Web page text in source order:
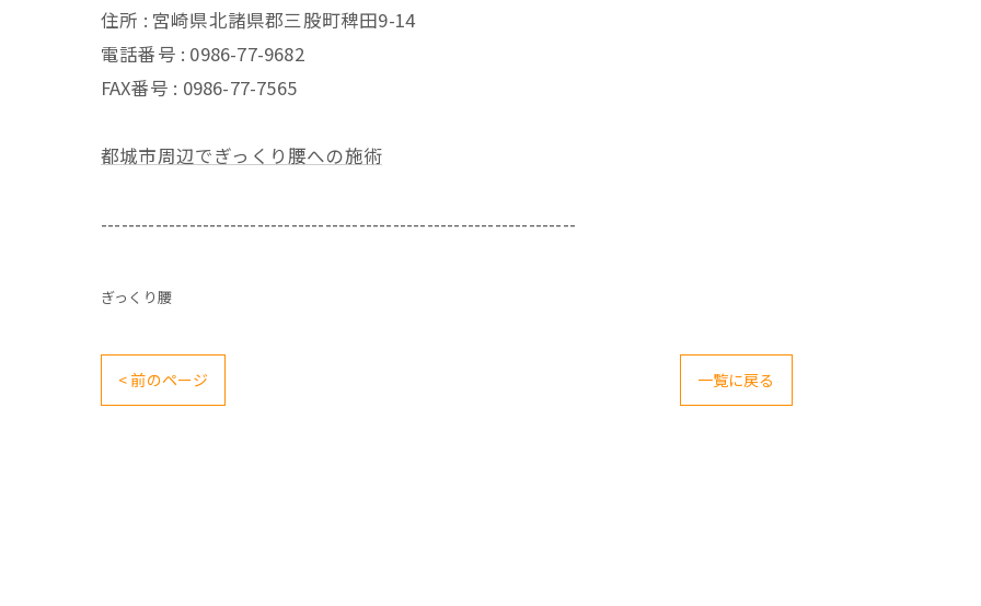
住所 : 宮崎県北諸県郡三股町稗田9-14
電話番号 : 0986-77-9682
FAX番号 : 0986-77-7565
都城市周辺でぎっくり腰への施術
----------------------------------------------------------------------
ぎっくり腰
< 前のページ 一覧に戻る